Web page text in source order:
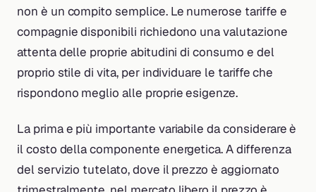
non è un compito semplice. Le numerose tariffe e
compagnie disponibili richiedono una valutazione
attenta delle proprie abitudini di consumo e del
proprio stile di vita, per individuare le tariffe che
rispondono meglio alle proprie esigenze.
La prima e più importante variabile da considerare è
il costo della componente energetica. A differenza
del servizio tutelato, dove il prezzo è aggiornato